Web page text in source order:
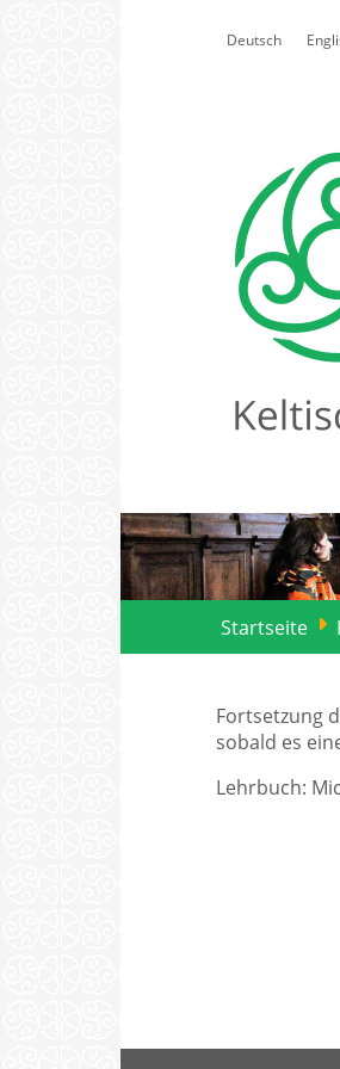
Select your
Deutsch
Startseite
Fortsetzung
sobald es
Lehrbuch: